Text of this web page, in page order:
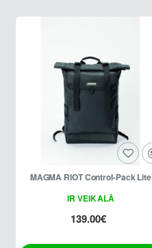
IR VEIKALĀ
MAGMA RIOT Control-Pack Lite
139.00€